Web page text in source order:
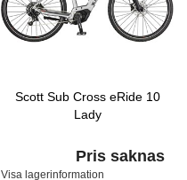
Scott Sub Cross eRide 10
Lady
Pris saknas
Visa lagerinformation